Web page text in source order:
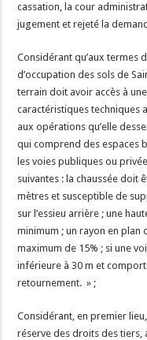
cassation, la cour
jugement et rejeté la
Considérant qu’aux termes
d’occupation des sols de
terrain doit avoir accès à
caractéristiques techniques
aux opérations qu’elle
qui comprend des espaces
les voies publiques ou
suivantes : la chaussée doit
mètres et susceptible de
sur l’essieu arrière ; une
minimum ; un rayon en plan
maximum de 15% ; si une
inférieure à 30 m et
retournement. » ;
Considérant, en premier
réserve des droits des tiers,